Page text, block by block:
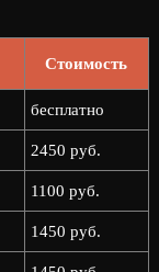
Стоимость
бесплатно
2450 руб.
1100 руб.
1450 руб.